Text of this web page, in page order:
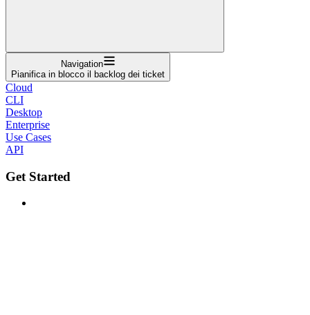
Navigation
Pianifica in blocco il backlog dei ticket
Cloud
CLI
Desktop
Enterprise
Use Cases
API
Get Started